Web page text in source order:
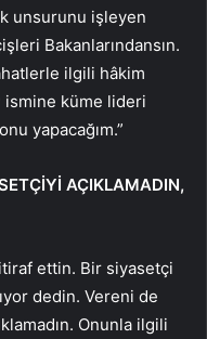
unsurunu işleyen
Bakanlarındansın.
ilgili hâkim
ismine küme lideri
yapacağım.”
AÇIKLAMADIN,
ettin. Bir siyasetçi
dedin. Vereni de
Onunla ilgili